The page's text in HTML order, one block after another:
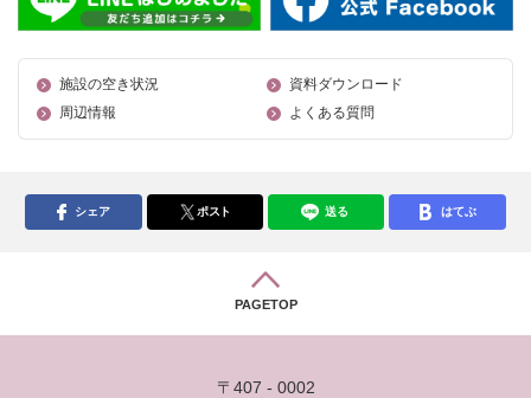
施設の空き状況
資料ダウンロード
周辺情報
よくある質問
シェア ポスト 送る はてぶ
PAGETOP
〒407 - 0002